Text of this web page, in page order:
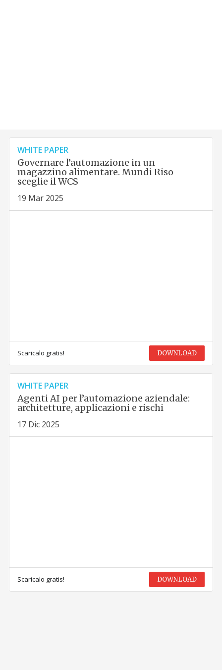
WHITE PAPER
Governare l’automazione in un
magazzino alimentare. Mundi Riso
sceglie il WCS
19 Mar 2025
Scaricalo gratis! DOWNLOAD
WHITE PAPER
Agenti AI per l’automazione aziendale:
architetture, applicazioni e rischi
17 Dic 2025
Scaricalo gratis! DOWNLOAD